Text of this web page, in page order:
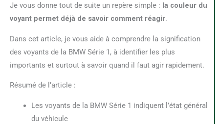
Je vous donne tout de suite un repère simple : la couleur du
voyant permet déjà de savoir comment réagir.
Dans cet article, je vous aide à comprendre la signification
des voyants de la BMW Série 1, à identifier les plus
importants et surtout à savoir quand il faut agir rapidement.
Résumé de l’article :
Les voyants de la BMW Série 1 indiquent l’état général
du véhicule